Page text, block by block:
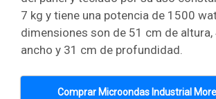
7 kg y tiene una potencia de 1500
dimensiones son de 51 cm de
ancho y 31 cm de profundidad.
Comprar Microondas Industrial